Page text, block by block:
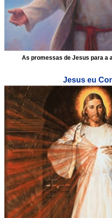
As promessas de Jesus para a
Jesus eu